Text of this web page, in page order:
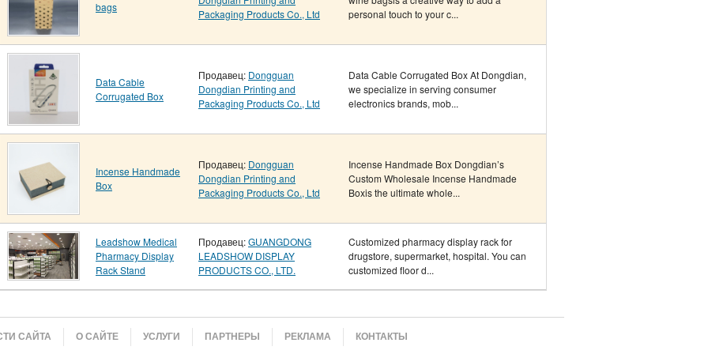
bags
Packaging Products Co., Ltd
personal touch to your c...
Data Cable
Corrugated Box
Продавец: Dongguan
Dongdian Printing and
Packaging Products Co., Ltd
Data Cable Corrugated Box At Dongdian,
we specialize in serving consumer
electronics brands, mob...
Incense Handmade
Box
Продавец: Dongguan
Dongdian Printing and
Packaging Products Co., Ltd
Incense Handmade Box Dongdian’s
Custom Wholesale Incense Handmade
Boxis the ultimate whole...
Leadshow Medical
Pharmacy Display
Rack Stand
Продавец:GUANGDONG
LEADSHOW DISPLAY
PRODUCTS CO., LTD.
Customized pharmacy display rack for
drugstore, supermarket, hospital. You can
customized floor d...
САЙТА О САЙТЕ УСЛУГИ ПАРТНЕРЫ РЕКЛАМА КОНТАКТЫ